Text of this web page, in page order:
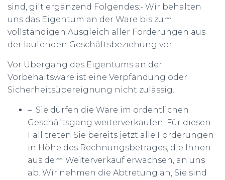
sind, gilt ergänzend Folgendes:- Wir behalten
uns das Eigentum an der Ware bis zum
vollständigen Ausgleich aller Forderungen aus
der laufenden Geschäftsbeziehung vor.
Vor Übergang des Eigentums an der
Vorbehaltsware ist eine Verpfändung oder
Sicherheitsübereignung nicht zulässig.
– Sie dürfen die Ware im ordentlichen
Geschäftsgang weiterverkaufen. Für diesen
Fall treten Sie bereits jetzt alle Forderungen
in Höhe des Rechnungsbetrages, die Ihnen
aus dem Weiterverkauf erwachsen, an uns
ab. Wir nehmen die Abtretung an, Sie sind